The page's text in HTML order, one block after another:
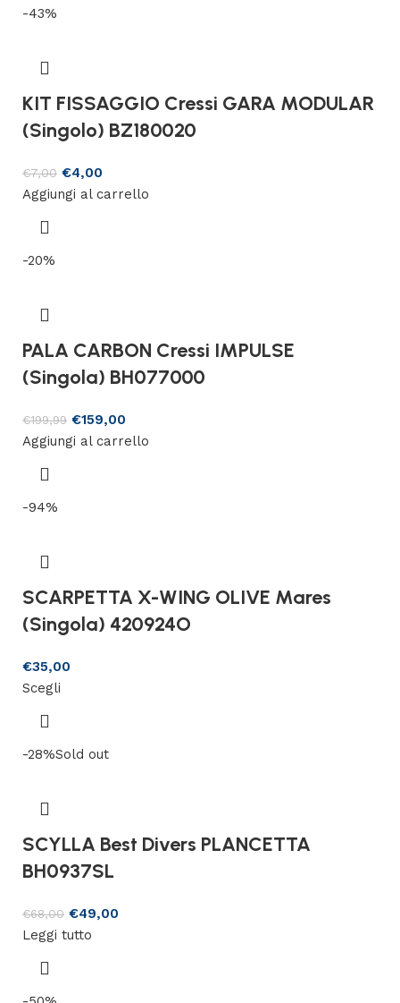
-43%
KIT FISSAGGIO Cressi GARA MODULAR
(Singolo) BZ180020
€7,00 €4,00
Aggiungi al carrello
-20%
PALA CARBON Cressi IMPULSE
(Singola) BH077000
€199,99 €159,00
Aggiungi al carrello
-94%
SCARPETTA X-WING OLIVE Mares
(Singola) 420924O
€35,00
Scegli
-28%Sold out
SCYLLA Best Divers PLANCETTA
BH0937SL
€68,00 €49,00
Leggi tutto